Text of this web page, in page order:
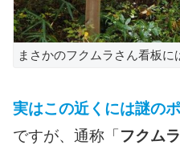
まさかのフクムラさん看板に
実はこの近くには謎の
ですが、通称「 フクム